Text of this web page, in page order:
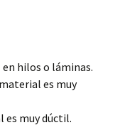
hilos o láminas.
es muy
es muy dúctil.